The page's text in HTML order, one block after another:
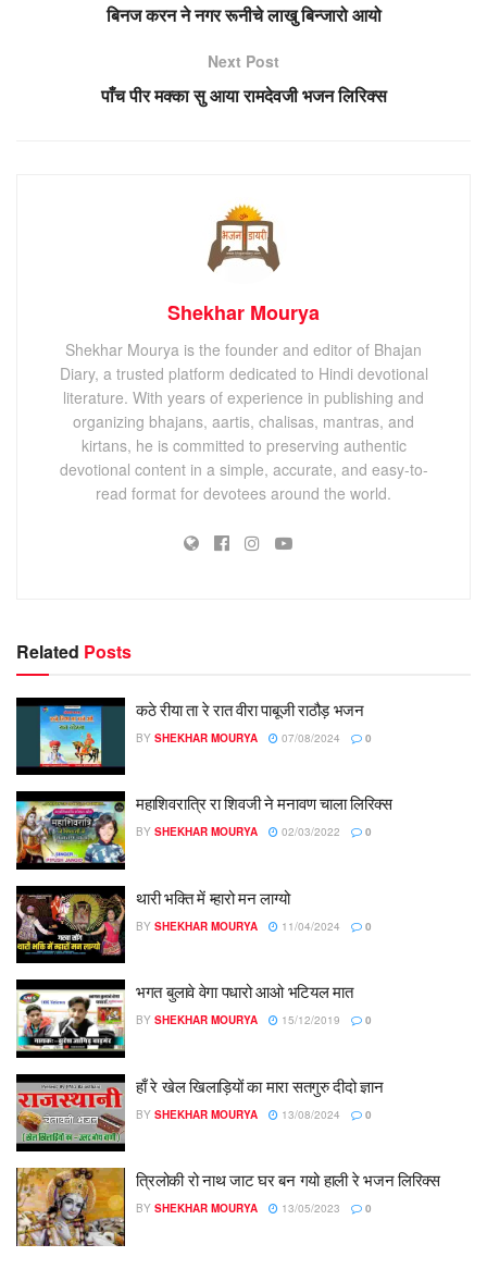
बिनज करन ने नगर रूनीचे लाखु बिन्जारो आयो
Next Post
पाँच पीर मक्का सु आया रामदेवजी भजन लिरिक्स
Shekhar Mourya
Shekhar Mourya is the founder and editor of Bhajan
Diary, a trusted platform dedicated to Hindi devotional
literature. With years of experience in publishing and
organizing bhajans, aartis, chalisas, mantras, and
kirtans, he is committed to preserving authentic
devotional content in a simple, accurate, and easy-to-
read format for devotees around the world.
Related Posts
कठे रीया ता रे‌ रात वीरा पाबूजी राठौड़ भजन
BY SHEKHAR MOURYA 07/08/2024 0
महाशिवरात्रि रा शिवजी ने मनावण चाला लिरिक्स
BY SHEKHAR MOURYA 02/03/2022 0
थारी भक्ति में म्हारो मन लाग्यो
BY SHEKHAR MOURYA 11/04/2024 0
भगत बुलावे वेगा पधारो आओ भटियल मात
BY SHEKHAR MOURYA 15/12/2019 0
हाँ रे खेल खिलाड़ियों का मारा सतगुरु दीदो ज्ञान
BY SHEKHAR MOURYA 13/08/2024 0
त्रिलोकी रो नाथ जाट घर बन गयो हाली रे भजन लिरिक्स
BY SHEKHAR MOURYA 13/05/2023 0